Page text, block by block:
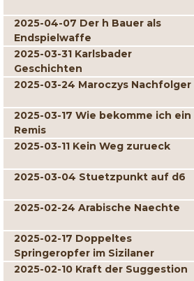
2025-04-07 Der h Bauer als
Endspielwaffe
2025-03-31 Karlsbader
Geschichten
2025-03-24 Maroczys Nachfolger
2025-03-17 Wie bekomme ich ein
Remis
2025-03-11 Kein Weg zurueck
2025-03-04 Stuetzpunkt auf d6
2025-02-24 Arabische Naechte
2025-02-17 Doppeltes
Springeropfer im Sizilaner
2025-02-10 Kraft der Suggestion